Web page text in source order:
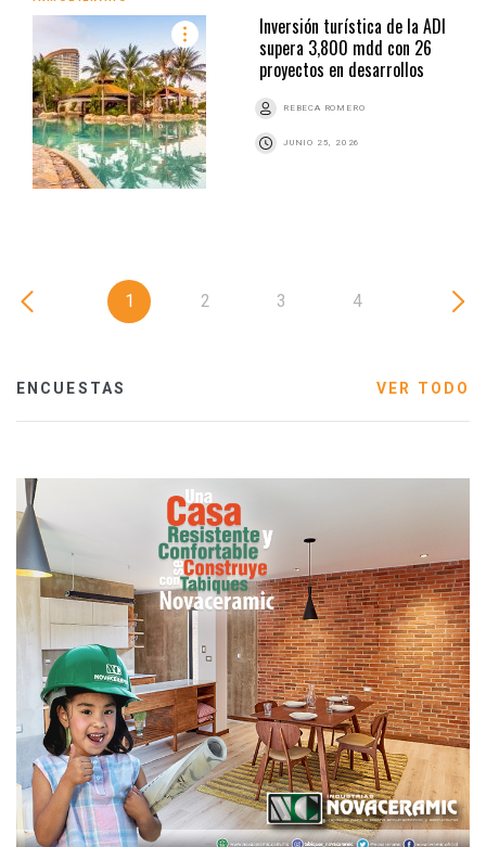
Inversión turística de la ADI
supera 3,800 mdd con 26
proyectos en desarrollos
REBECA ROMERO
JUNIO 25, 2026
1 2 3 4
ENCUESTAS VER TODO